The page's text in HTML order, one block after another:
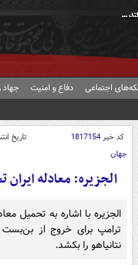
اجتماعی دفاع و امنیت
کد خبر1817154 تاریخ
جهان
الجزیره: معادله
الجزیره با اشاره به تحمیل
ترامپ برای خروج از بن‌بست
نتانیاهو را بکشد.